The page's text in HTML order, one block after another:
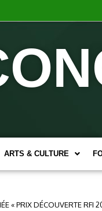
ARTS & CULTURE
« PRIX DÉCOUVERTE RFI